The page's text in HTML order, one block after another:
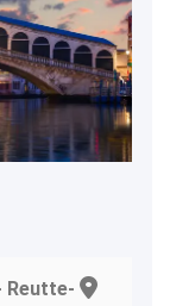
Reutte-